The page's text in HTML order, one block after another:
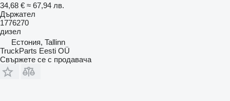
34,68 € ≈ 67,94 лв.
Държател
1776270
дизел
Естония, Tallinn
TruckParts Eesti OÜ
Свържете се с продавача